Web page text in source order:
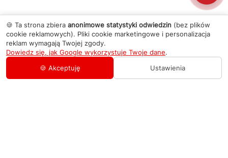
🍪 Ta strona zbiera anonimowe statystyki odwiedzin (bez plików
cookie reklamowych). Pliki cookie marketingowe i personalizacja
reklam wymagają Twojej zgody.
Dowiedz się, jak Google wykorzystuje Twoje dane.
🍪 Akceptuję
Ustawienia